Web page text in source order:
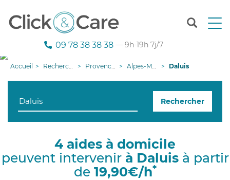
T
n
g
i
09 78 38 38 38 — 9h-19h 7j/7
Accueil Recherche aide à domicile Provence-Alpes-Côte d'Azur Alpes-Maritimes Daluis
Rechercher
4 aides à domicile
peuvent intervenir à Daluisà partir
de 19,90€/h*